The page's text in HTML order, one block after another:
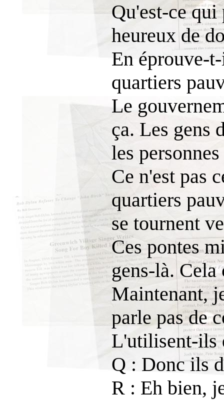
Qu'est-ce
heureux de
En éprouve-
quartiers
Le
ça. Les gens
les
Ce n'est pas
quartiers
se tournent
Ces pontes
gens-là. Cela
Maintenant,
parle pas de
L'utilisent-ils
Q : Donc ils
R : Eh bien,